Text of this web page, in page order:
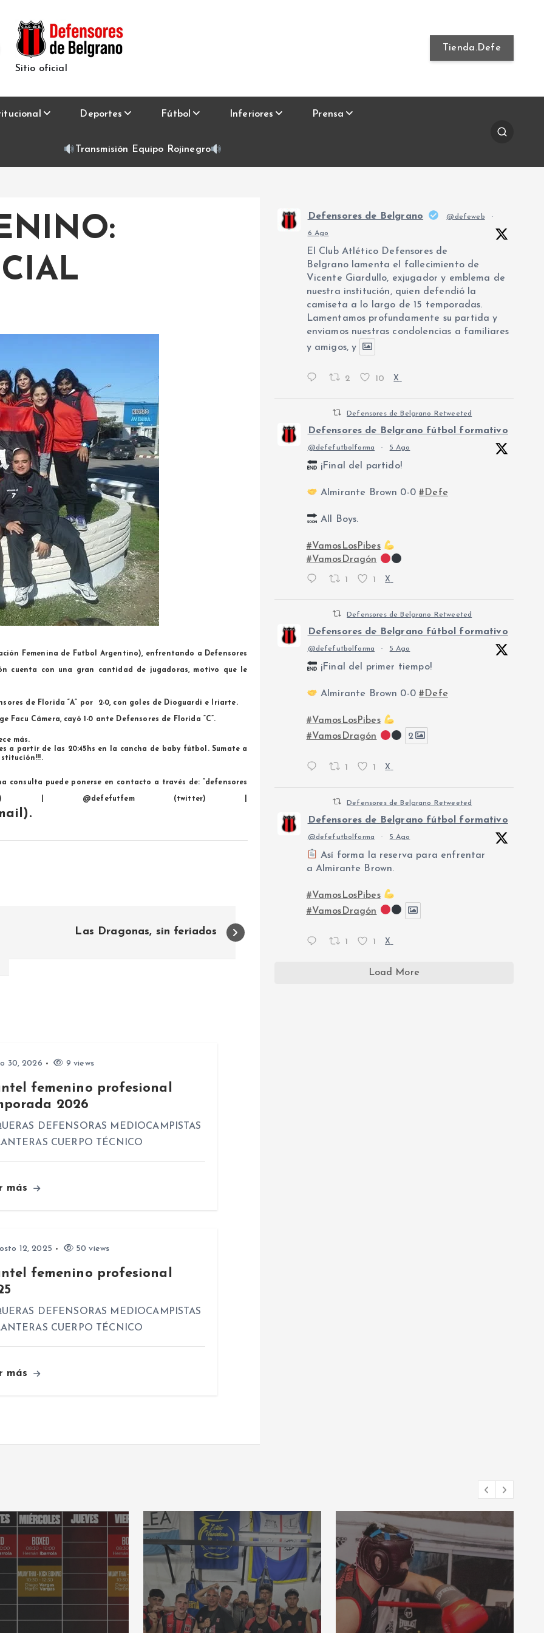
Sitio oficial
Tienda.Defe
Deportes Fútbol Inferiores Prensa
Transmisión Equipo Rojinegro
Femenina de Futbol Argentino), enfrentando a Defensores
cuenta con una gran cantidad de jugadoras, motivo que le
de Florida “A” por 2-0, con goles de Dioguardi e Iriarte.
Cámera, cayó 1-0 ante Defensores de Florida “C”.
más.
a partir de las 20:45hs en la cancha de baby fútbol. Sumate a
.
consulta puede ponerse en contacto a través de: “defensores
| @defefutfem (twitter) |
Las Dragonas, sin feriados
30, 2026 9 views
femenino profesional
2026
DEFENSORAS MEDIOCAMPISTAS
CUERPO TÉCNICO
más
12, 2025 50 views
femenino profesional
DEFENSORAS MEDIOCAMPISTAS
CUERPO TÉCNICO
más
Defensores de Belgrano @defeweb ·
6 Ago
El Club Atlético Defensores de
Belgrano lamenta el fallecimiento de
Vicente Giardullo, exjugador y emblema de
nuestra institución, quien defendió la
camiseta a lo largo de 15 temporadas.
Lamentamos profundamente su partida y
enviamos nuestras condolencias a familiares
y amigos, y
2 10 X
Defensores de Belgrano Retweeted
Defensores de Belgrano fútbol formativo
@defefutbolforma · 5 Ago
¡Final del partido!
Almirante Brown 0-0#Defe
All Boys.
#VamosLosPibes
#VamosDragón
1 1 X
Defensores de Belgrano Retweeted
Defensores de Belgrano fútbol formativo
@defefutbolforma · 5 Ago
¡Final del primer tiempo!
Almirante Brown 0-0#Defe
#VamosLosPibes
#VamosDragón
2
1 1 X
Defensores de Belgrano Retweeted
Defensores de Belgrano fútbol formativo
@defefutbolforma · 5 Ago
Así forma la reserva para enfrentar
a Almirante Brown.
#VamosLosPibes
#VamosDragón
1 1 X
Load More